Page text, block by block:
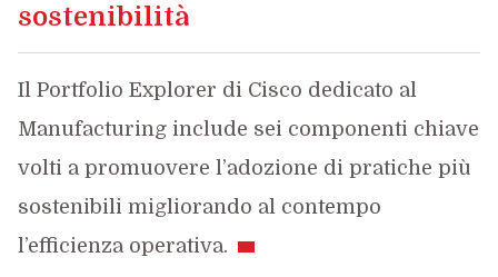
sostenibilità
Il Portfolio Explorer di Cisco dedicato al
Manufacturing include sei componenti chiave
volti a promuovere l’adozione di pratiche più
sostenibili migliorando al contempo
l’efficienza operativa.